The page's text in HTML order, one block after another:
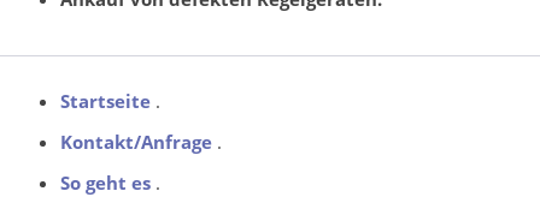
Startseite .
Kontakt/Anfrage .
So geht es .